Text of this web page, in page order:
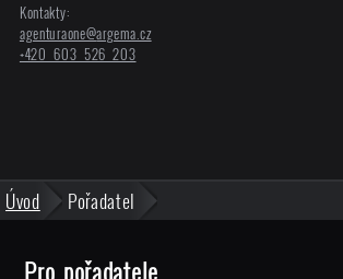
Kontakty:
agenturaone@argema.cz
+420 603 526 203
Úvod Pořadatel
Pro pořadatele